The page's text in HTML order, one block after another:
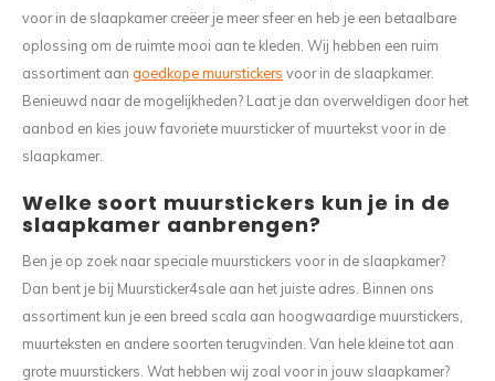
voor in de slaapkamer creëer je meer sfeer en heb je een betaalbare
oplossing om de ruimte mooi aan te kleden. Wij hebben een ruim
assortiment aan goedkope muurstickers voor in de slaapkamer.
Benieuwd naar de mogelijkheden? Laat je dan overweldigen door het
aanbod en kies jouw favoriete muursticker of muurtekst voor in de
slaapkamer.
Welke soort muurstickers kun je in de
slaapkamer aanbrengen?
Ben je op zoek naar speciale muurstickers voor in de slaapkamer?
Dan bent je bij Muursticker4sale aan het juiste adres. Binnen ons
assortiment kun je een breed scala aan hoogwaardige muurstickers,
muurteksten en andere soorten terugvinden. Van hele kleine tot aan
grote muurstickers. Wat hebben wij zoal voor in jouw slaapkamer?